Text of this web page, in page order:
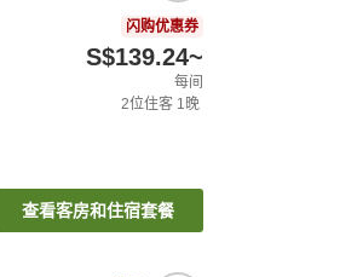
闪购优惠券
S$139.24~
每间
2位住客 1晚
查看客房和住宿套餐